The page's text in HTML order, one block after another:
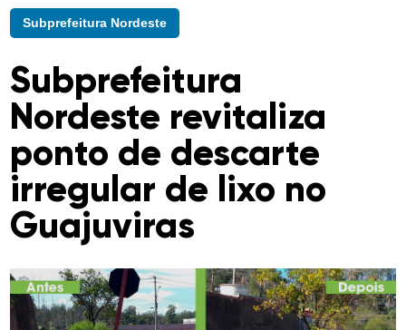
Subprefeitura Nordeste
Subprefeitura
Nordeste revitaliza
ponto de descarte
irregular de lixo no
Guajuviras